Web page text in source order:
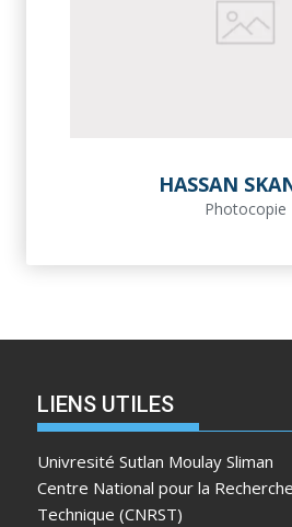
HASSAN
Photocopie
LIENS UTILES
Univresité Sutlan Moulay Sliman
Centre National pour la
Technique (CNRST)